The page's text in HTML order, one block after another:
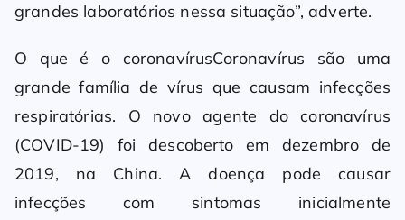
grandes laboratórios nessa situação”, adverte.
O que é o coronavírusCoronavírus são uma
grande família de vírus que causam infecções
respiratórias. O novo agente do coronavírus
(COVID-19) foi descoberto em dezembro de
2019, na China. A doença pode causar
infecções com sintomas inicialmente